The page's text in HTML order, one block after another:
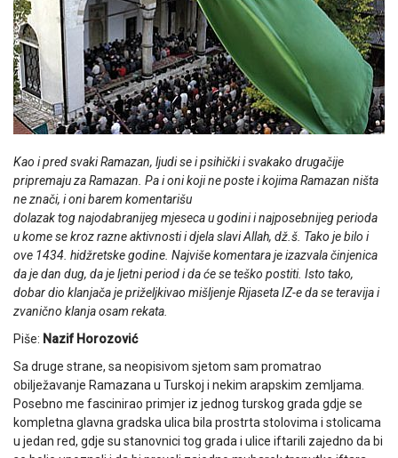
Kao i pred svaki Ramazan, ljudi se i psihički i svakako drugačije
pripremaju za Ramazan. Pa i oni koji ne poste i kojima Ramazan ništa
ne znači, i oni barem komentarišu
dolazak tog najodabranijeg mjeseca u godini i najposebnijeg perioda
u kome se kroz razne aktivnosti i djela slavi Allah, dž.š. Tako je bilo i
ove 1434. hidžretske godine. Najviše komentara je izazvala činjenica
da je dan dug, da je ljetni period i da će se teško postiti. Isto tako,
dobar dio klanjača je priželjkivao mišljenje Rijaseta IZ-e da se teravija i
zvanično klanja osam rekata.
Piše: Nazif Horozović
Sa druge strane, sa neopisivom sjetom sam promatrao
obilježavanje Ramazana u Turskoj i nekim arapskim zemljama.
Posebno me fascinirao primjer iz jednog turskog grada gdje se
kompletna glavna gradska ulica bila prostrta stolovima i stolicama
u jedan red, gdje su stanovnici tog grada i ulice iftarili zajedno da bi